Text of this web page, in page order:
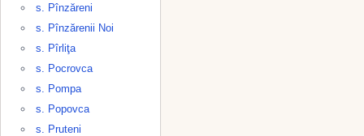
s. Pînzăreni
s. Pînzărenii Noi
s. Pîrliţa
s. Pocrovca
s. Pompa
s. Popovca
s. Pruteni